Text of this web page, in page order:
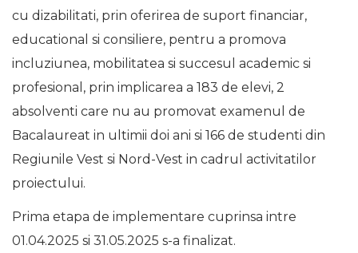
cu dizabilitati, prin oferirea de suport financiar,
educational si consiliere, pentru a promova
incluziunea, mobilitatea si succesul academic si
profesional, prin implicarea a 183 de elevi, 2
absolventi care nu au promovat examenul de
Bacalaureat in ultimii doi ani si 166 de studenti din
Regiunile Vest si Nord-Vest in cadrul activitatilor
proiectului.
Prima etapa de implementare cuprinsa intre
01.04.2025 si 31.05.2025 s-a finalizat.